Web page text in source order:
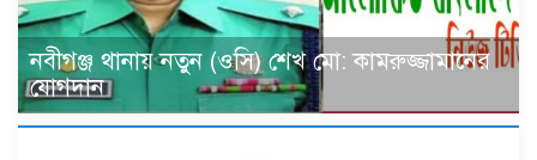
নবীগঞ্জ থানায় নতুন (ওসি) শেখ মো: কামরুজ্জামানের
যোগদান